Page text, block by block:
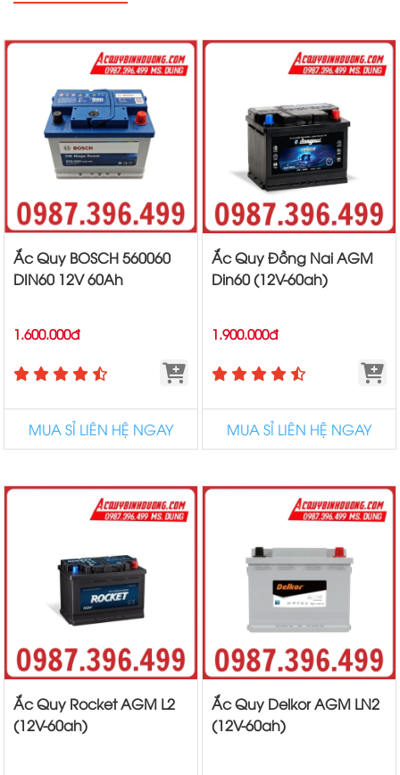
Ắc Quy BOSCH 560060
DIN60 12V 60Ah
1.600.000đ
MUA SỈ LIÊN HỆ NGAY
Ắc Quy Đồng Nai AGM
Din60 (12V-60ah)
1.900.000đ
MUA SỈ LIÊN HỆ NGAY
Ắc Quy Rocket AGM L2
(12V-60ah)
Ắc Quy Delkor AGM LN2
(12V-60ah)